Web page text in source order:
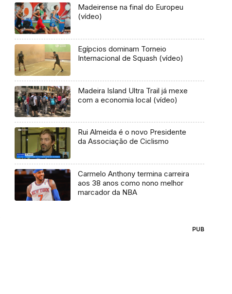
Madeirense na final do Europeu
(vídeo)
Egípcios dominam Torneio
Internacional de Squash (vídeo)
Madeira Island Ultra Trail já mexe
com a economia local (vídeo)
Rui Almeida é o novo Presidente
da Associação de Ciclismo
Carmelo Anthony termina carreira
aos 38 anos como nono melhor
marcador da NBA
PUB